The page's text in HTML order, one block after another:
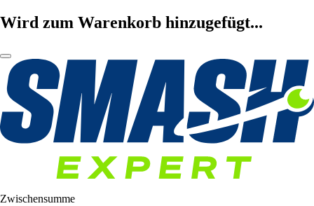
Wird zum Warenkorb hinzugefügt...
Zwischensumme